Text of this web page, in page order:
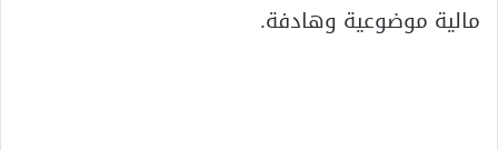
مالية موضوعية وهادفة.